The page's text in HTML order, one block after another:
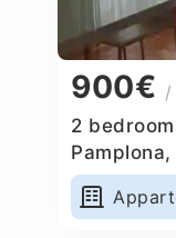
900€ /
2